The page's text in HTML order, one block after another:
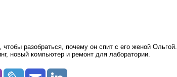
разобраться, почему он спит с его женой Ольгой.
новый компьютер и ремонт для лаборатории.